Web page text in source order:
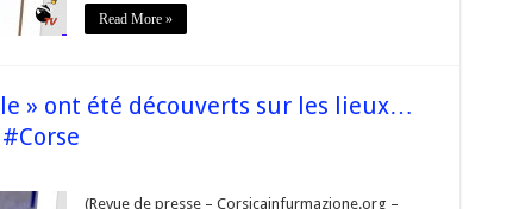
Read More »
» ont été découverts sur les lieux…
IFF »,
(Revue de presse – Corsicainfurmazione.org –